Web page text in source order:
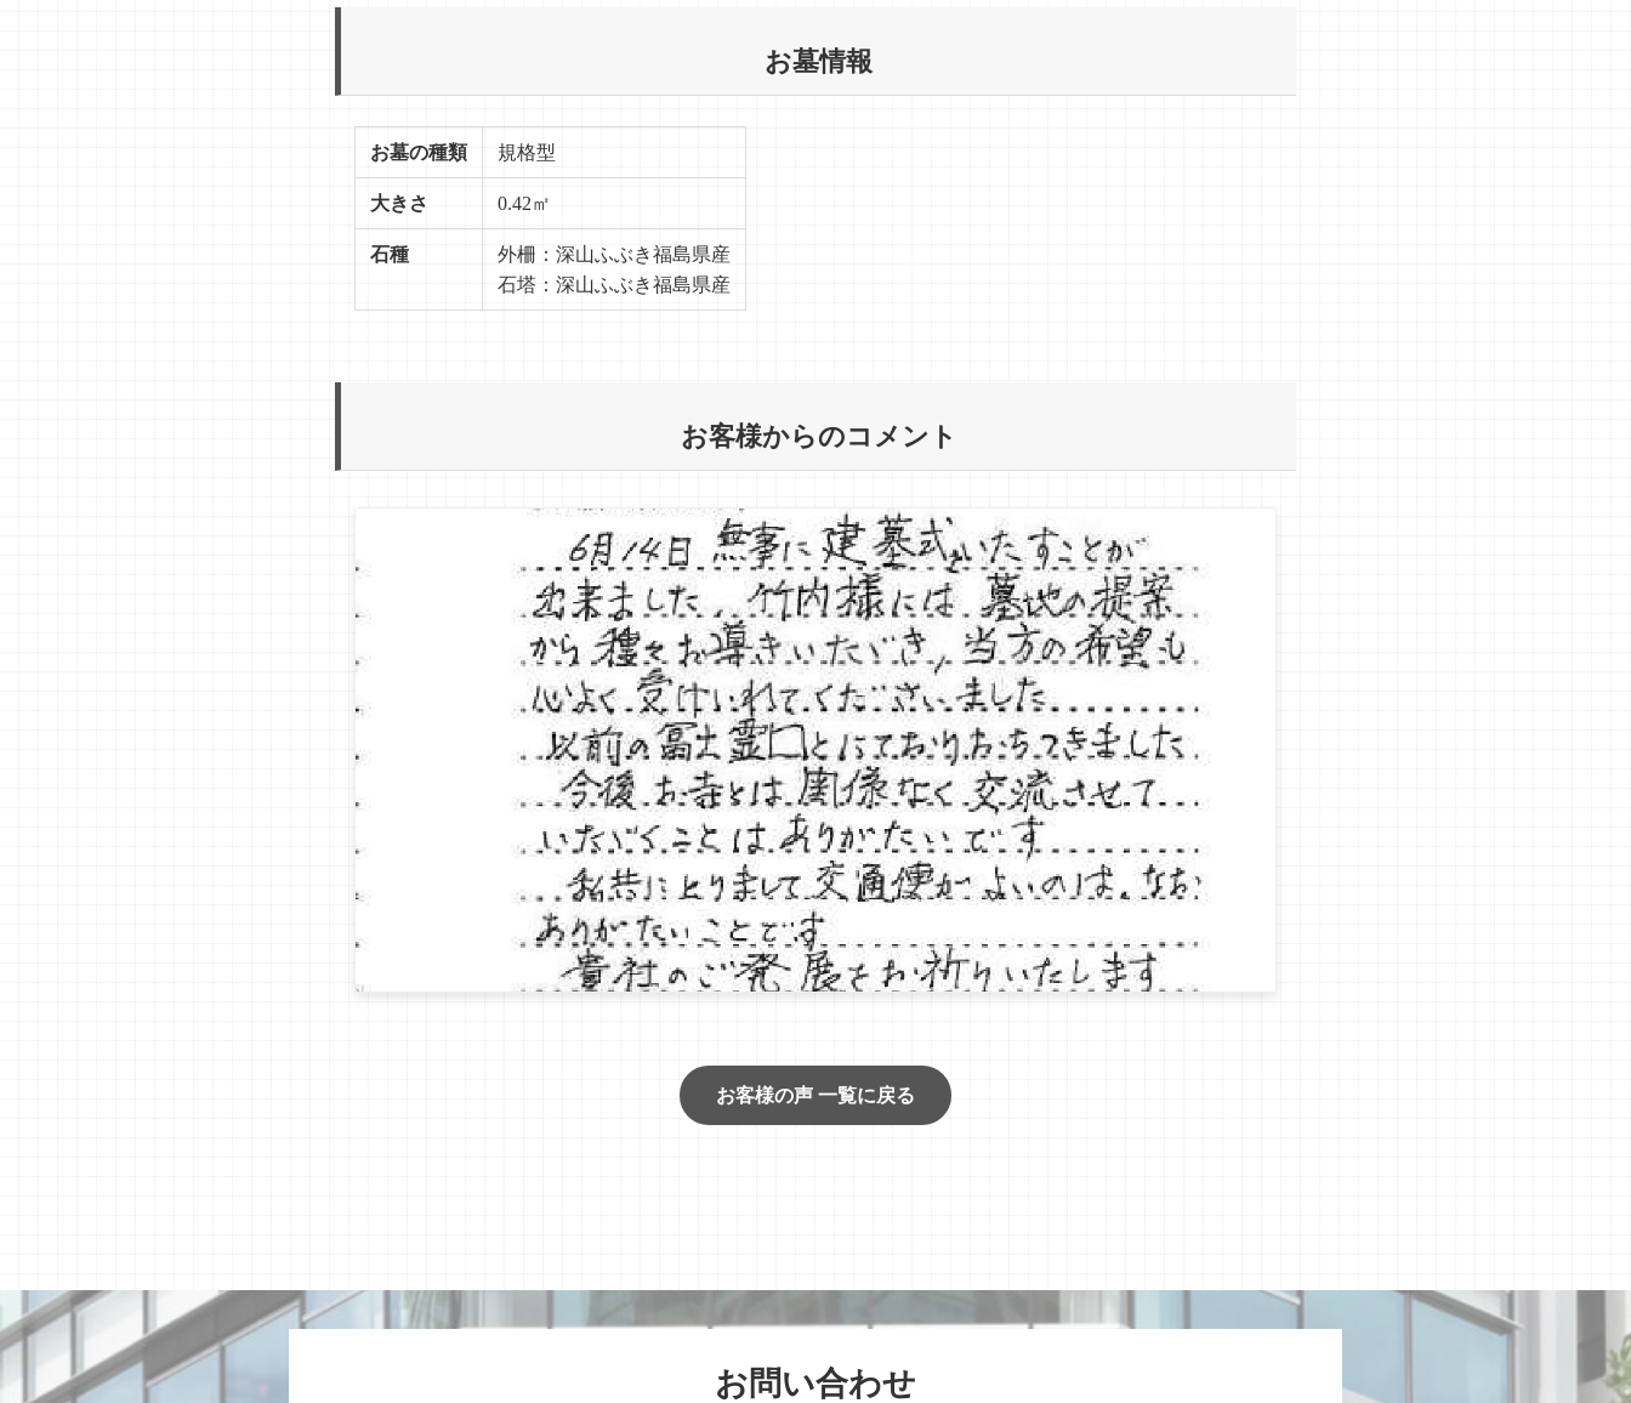
お墓情報
お墓の種類 規格型
大きさ 0.42㎡
石種
外柵：深山ふぶき福島県産
石塔：深山ふぶき福島県産
お客様からのコメント
お客様の声 一覧に戻る
お問い合わせ